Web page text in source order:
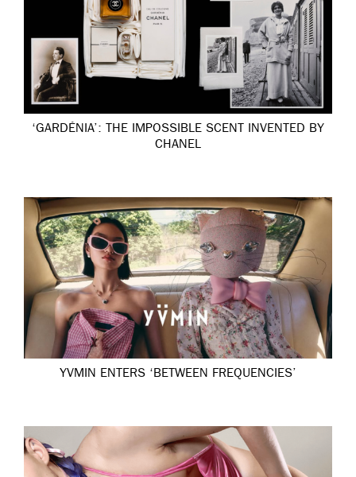
‘GARDÉNIA’: THE IMPOSSIBLE SCENT INVENTED BY
CHANEL
YVMIN ENTERS ‘BETWEEN FREQUENCIES’